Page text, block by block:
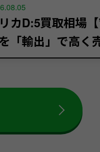
カD:5買取相場
「輸出」で高く